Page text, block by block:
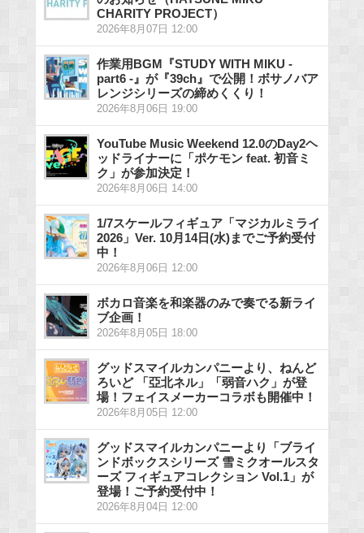
CHARITY PROJECT）
2026年8月07日 12:00
作業用BGM『STUDY WITH MIKU -
part6 -』が『39ch』で公開！ボサノバア
レンジシリーズの締めくくり！
2026年8月06日 19:00
YouTube Music Weekend 12.0のDay2ヘ
ッドライナーに「ポケモン feat. 初音ミ
ク」が参加決定！
2026年8月06日 14:00
1/7スケールフィギュア「マジカルミライ
2026」Ver. 10月14日(水)までご予約受付
中！
2026年8月06日 12:00
ボカロ音楽を和楽器のみで奏でる新ライ
ブ企画！
2026年8月05日 18:00
グッドスマイルカンパニーより、ねんど
ろいど 「亞北ネル」「弱音ハク」が登
場！フェイスメーカーコラボも開催中！
2026年8月05日 12:00
グッドスマイルカンパニーより「ブライ
ンドボックスシリーズ 雪ミクオールスタ
ーズ フィギュアコレクション Vol.1」が
登場！ご予約受付中！
2026年8月04日 12:00